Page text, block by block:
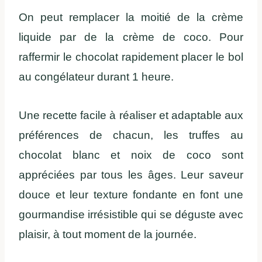
On peut remplacer la moitié de la crème
liquide par de la crème de coco. Pour
raffermir le chocolat rapidement placer le bol
au congélateur durant 1 heure.
Une recette facile à réaliser et adaptable aux
préférences de chacun, les truffes au
chocolat blanc et noix de coco sont
appréciées par tous les âges. Leur saveur
douce et leur texture fondante en font une
gourmandise irrésistible qui se déguste avec
plaisir, à tout moment de la journée.